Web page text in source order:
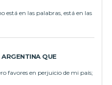
está en las palabras, está en las
QUE